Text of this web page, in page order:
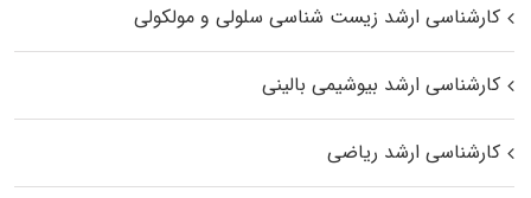
کارشناسی ارشد زیست شناسی سلولی و مولکولی
کارشناسی ارشد بیوشیمی بالینی
کارشناسی ارشد ریاضی